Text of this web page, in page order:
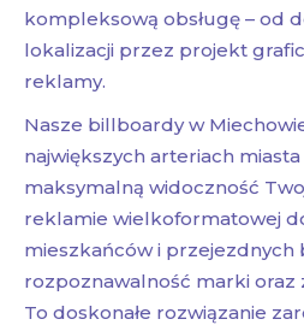
kompleksową obsługę – od
lokalizacji przez projekt
reklamy.
Nasze billboardy w
największych arteriach
maksymalną widoczność
reklamie wielkoformatowej
mieszkańców i przejezdnych
rozpoznawalność marki oraz
To doskonałe rozwiązanie